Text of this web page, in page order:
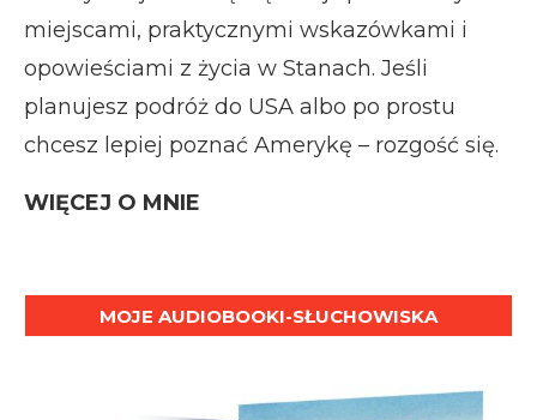
miejscami, praktycznymi wskazówkami i
opowieściami z życia w Stanach. Jeśli
planujesz podróż do USA albo po prostu
chcesz lepiej poznać Amerykę – rozgość się.
WIĘCEJ O MNIE
MOJE AUDIOBOOKI-SŁUCHOWISKA